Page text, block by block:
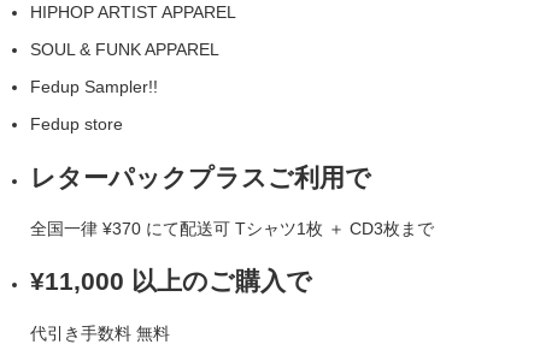
HIPHOP ARTIST APPAREL
SOUL & FUNK APPAREL
Fedup Sampler!!
Fedup store
レターパックプラスご利用で
全国一律 ¥370 にて配送可 Tシャツ1枚 ＋ CD3枚まで
¥11,000 以上のご購入で
代引き手数料 無料